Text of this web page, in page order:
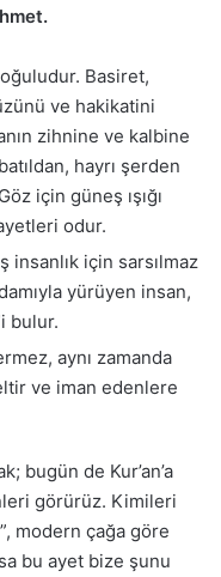
Basiret,
ve hakikatini
zihnine ve kalbine
hayrı şerden
için güneş ışığı
odur.
insanlık için sarsılmaz
yürüyen insan,
bulur.
aynı zamanda
ve iman edenlere
bugün de Kur’an’a
görürüz. Kimileri
modern çağa göre
bu ayet bize şunu